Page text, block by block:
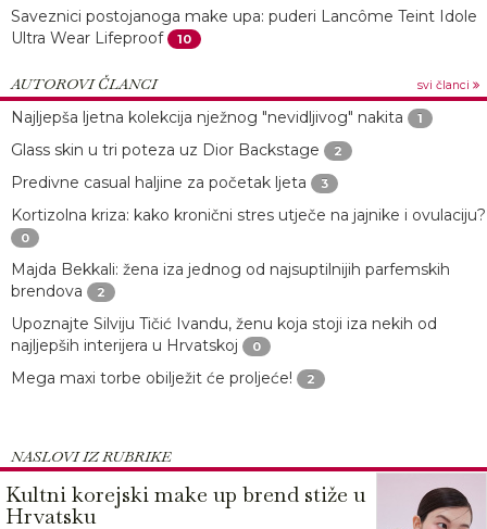
Saveznici postojanoga make upa: puderi Lancôme Teint Idole
Ultra Wear Lifeproof
10
AUTOROVI ČLANCI svi članci
Najljepša ljetna kolekcija nježnog "nevidljivog" nakita 1
Glass skin u tri poteza uz Dior Backstage 2
Predivne casual haljine za početak ljeta 3
Kortizolna kriza: kako kronični stres utječe na jajnike i ovulaciju?
0
Majda Bekkali: žena iza jednog od najsuptilnijih parfemskih
brendova
2
Upoznajte Silviju Tičić Ivandu, ženu koja stoji iza nekih od
najljepših interijera u Hrvatskoj
0
Mega maxi torbe obilježit će proljeće! 2
NASLOVI IZ RUBRIKE
Kultni korejski make up brend stiže u
Hrvatsku